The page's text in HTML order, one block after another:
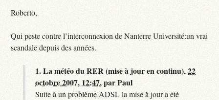
Roberto,
Qui peste contre l’interconnexion de Nanterre Université:un vrai
scandale depuis des années.
1.La météo du RER (mise à jour en continu),22
octobre 2007, 12:47,parPaul
Suite à un problème ADSL la mise à jour a été